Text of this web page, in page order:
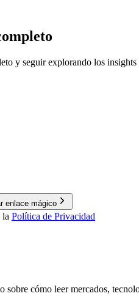
y seguir explorando los
enlace mágico
la Política de Privacidad
cómo leer mercados,